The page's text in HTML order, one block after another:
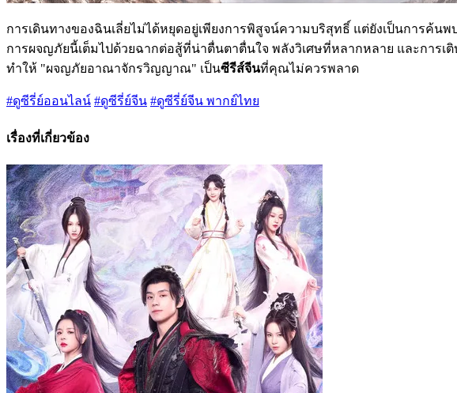
การเดินทางของฉินเลี่ยไม่ได้หยุดอยู่เพียงการพิสูจน์ความบริสุทธิ์ แต่ยังเป็นการ
การผจญภัยนี้เต็มไปด้วยฉากต่อสู้ที่น่าตื่นตาตื่นใจ พลังวิเศษที่หลากหลาย และการ
ทำให้ "ผจญภัยอาณาจักรวิญญาณ" เป็นซีรีส์จีนที่คุณไม่ควรพลาด
#ดูซีรี่ย์ออนไลน์ #ดูซีรี่ย์จีน #ดูซีรี่ย์จีน พากย์ไทย
เรื่องที่เกี่ยวข้อง